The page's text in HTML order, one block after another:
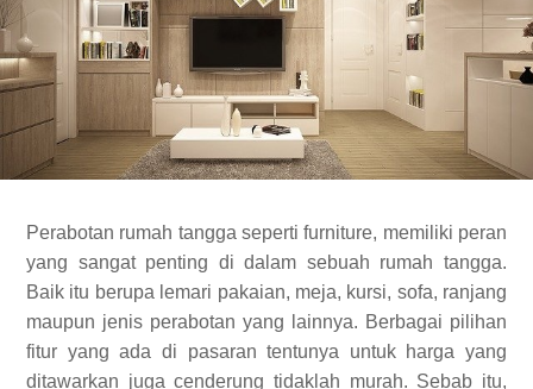
Perabotan rumah tangga seperti furniture, memiliki peran
yang sangat penting di dalam sebuah rumah tangga.
Baik itu berupa lemari pakaian, meja, kursi, sofa, ranjang
maupun jenis perabotan yang lainnya. Berbagai pilihan
fitur yang ada di pasaran tentunya untuk harga yang
ditawarkan juga cenderung tidaklah murah. Sebab itu,